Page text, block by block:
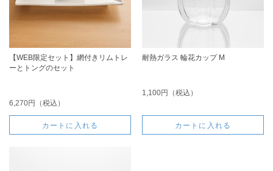
【WEB限定セット】網付きリムトレ
ーとトングのセット
6,270円（税込）
カートに入れる
耐熱ガラス 輪花カップ M
1,100円（税込）
カートに入れる